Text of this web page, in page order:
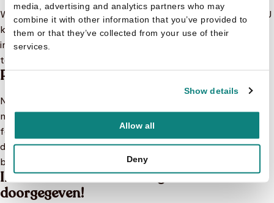
media, advertising and analytics partners who may
combine it with other information that you’ve provided to
them or that they’ve collected from your use of their
services.
Show details
Allow all
Deny
Wilt u uw product ruilen? Dat is helemaal geen probleem. U
kunt hiervoor een mailtje sturen naar
info@kinderboekjes.nl. Wel draagt u zelf de kosten voor
terugzending van het product.
Product beschadigd ontvangen?
Neem contact op met onze klantenservice en wij komen
met een passende oplossing. Als wij d.m.v. toegezonden
foto(s) als bewijsmateriaal kunnen zien dat het
daadwerkelijk beschadigd is kunnen wij het exemplaar
bijvoorbeeld kosteloos naleveren.
Ik heb een verkeerd bezorgadres
doorgegeven!